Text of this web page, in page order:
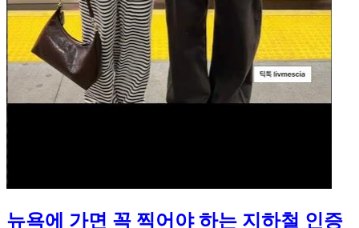
뉴욕에 가면 꼭 찍어야 하는 지하철 인증